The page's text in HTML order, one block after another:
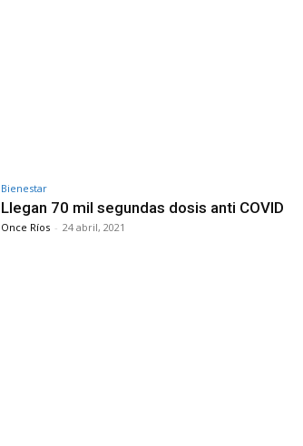
Bienestar
Llegan 70 mil segundas dosis anti COVID
Once Ríos - 24 abril, 2021